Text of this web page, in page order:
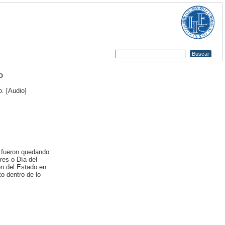
[Audio]
quedando
o Día del
del Estado en
dentro de lo